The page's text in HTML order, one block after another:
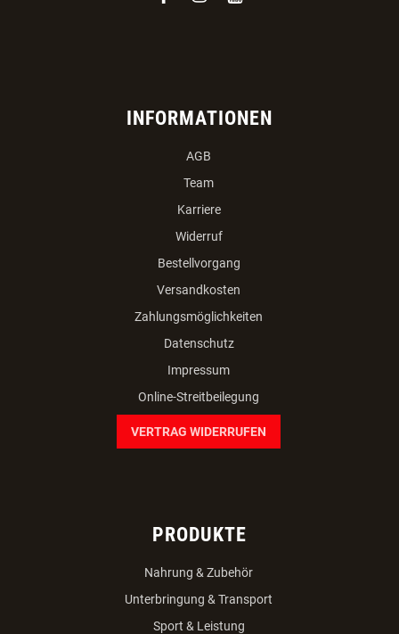
INFORMATIONEN
AGB
Team
Karriere
Widerruf
Bestellvorgang
Versandkosten
Zahlungsmöglichkeiten
Datenschutz
Impressum
Online-Streitbeilegung
VERTRAG WIDERRUFEN
PRODUKTE
Nahrung & Zubehör
Unterbringung & Transport
Sport & Leistung